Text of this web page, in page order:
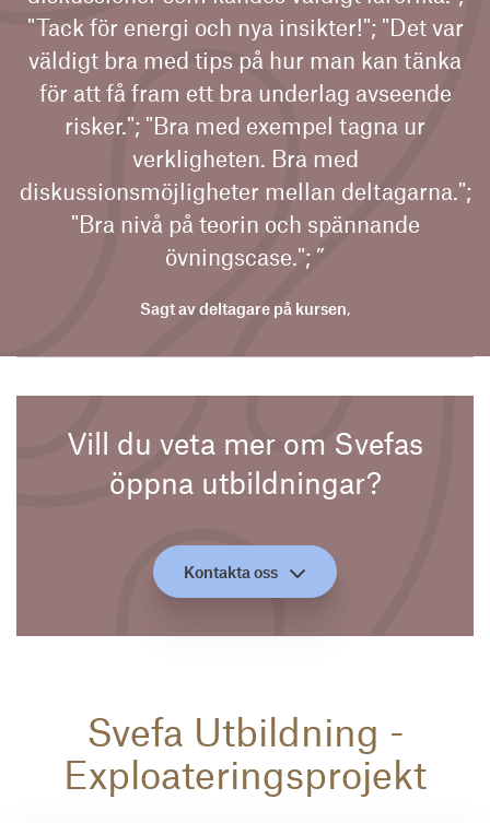
"Tack för energi och nya insikter!"; "Det var
väldigt bra med tips på hur man kan tänka
för att få fram ett bra underlag avseende
risker."; "Bra med exempel tagna ur
verkligheten. Bra med
diskussionsmöjligheter mellan deltagarna.";
"Bra nivå på teorin och spännande
övningscase."; ”
Sagt av deltagare på kursen,
Vill du veta mer om Svefas
öppna utbildningar?
Kontakta oss
Svefa Utbildning -
Exploateringsprojekt